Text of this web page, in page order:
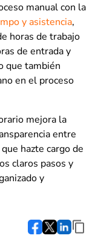
manual con la
y asistencia,
horas de trabajo
de entrada y
que también
en el proceso
mejora la
entre
hazte cargo de
claros pasos y
y